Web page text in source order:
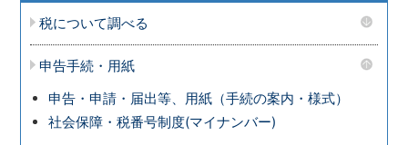
税について調べる
申告手続・用紙
申告・申請・届出等、用紙（手続の案内・様式）
社会保障・税番号制度(マイナンバー)